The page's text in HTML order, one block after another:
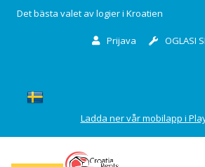
Det bästa valet av logier i Kroatien
Prijava OGLASI
Ladda ner vår mobilapp i